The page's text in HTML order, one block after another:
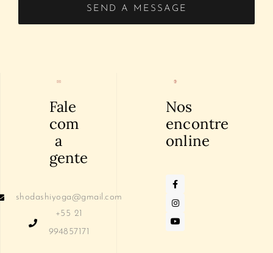
SEND A MESSAGE
Fale
com
a
gente
shodashiyoga@gmail.com
+55 21
994857171
Nos
encontre
online